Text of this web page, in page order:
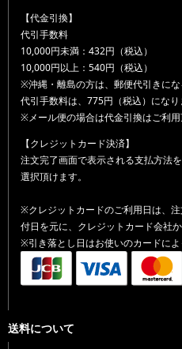
【代金引換】
代引手数料
10,000円未満：432円（税込）
10,000円以上：540円（税込）
※沖縄・離島の方は、郵便代引きにな
代引手数料は、775円（税込）になり
※メール便の場合は代金引換はご利用
【クレジットカード決済】
注文完了画面で表示される支払方法
選択頂けます。
※クレジットカードのご利用日は、
付日を元に、クレジットカード会社
※引き落とし日はお使いのカードによ
送料について